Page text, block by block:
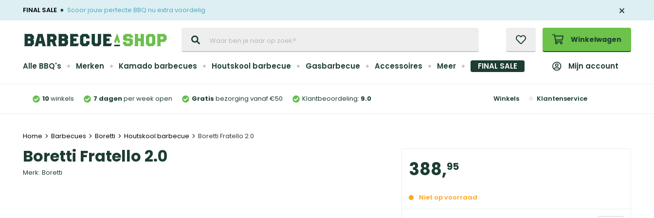
FINAL SALE Scoor jouw perfecte BBQ nu extra voordelig
Winkelwagen
Alle BBQ's Merken Kamado barbecues Houtskool barbecue Gasbarbecue Accessoires Meer FINAL SALE Mijn account
10winkels 7 dagenper week open Gratis bezorging vanaf €50 Klantbeoordeling: 9.0 Winkels Klantenservice
Home Barbecues Boretti Houtskool barbecue Boretti Fratello 2.0
Boretti Fratello 2.0
Merk: Boretti 388,95
Niet op voorraad